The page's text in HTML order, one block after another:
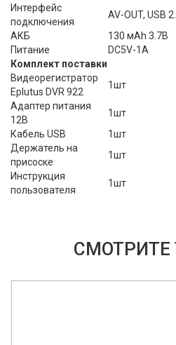
Интерфейс
подключения
AV-OUT, USB
АКБ
130 мАh 3.7В
Питание
DC5V-1A
Комплект поставки
Видеорегистратор
Eplutus DVR 922
1шт
Адаптер питания
12В
1шт
Кабель USB
1шт
Держатель на
присоске
1шт
Инструкция
пользователя
1шт
СМОТРИТЕ